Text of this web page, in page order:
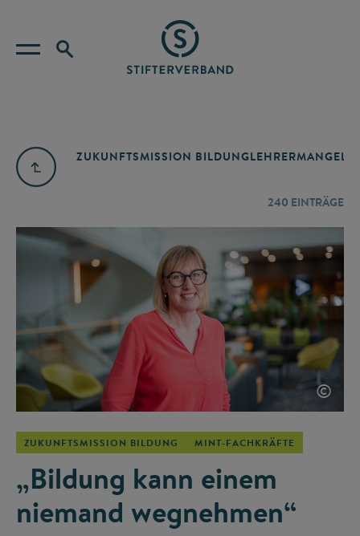
ZUKUNFTSMISSION BILDUNGLEHRERMANGEL
240 EINTRÄGE
©
ZUKUNFTSMISSION BILDUNG MINT-FACHKRÄFTE
„Bildung kann einem
niemand wegnehmen“